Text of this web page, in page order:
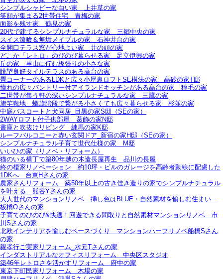
シンプルシャビーな白い家＿上井草の家
笑顔が集まる2世帯住宅＿青梅の家
面影を残す家＿鶴見の家
20代で建てるシンプルナチュラルな家＿三郷中央の家
スイス漆喰＆無垢メイプルの家＿石神井台の家
全開口テラス窓が心地よい家＿井の頭の家
どこか「レトロ」のびのび暮らせる家＿足立伊興の家
丘の家＿里山に佇む板張りの小さな家
眺望良好タイルテラスのある高台の家
畳コーナーのあるLDKと広々小屋裏ロフトSE構法の家＿高砂の家T邸
憧れの広々パントリー付アイランドキッチンがある高台の家＿稲毛の家
二世帯が集う軒の深いシンプルナチュラルな家＿三鷹の家
旗竿敷地＿螺旋階段で繋がる小さくても広々暮らせる家＿杉並の家
中庭バスコートと犬同居_目黒の家S邸（SEの家）
2WAYロフト付子供部屋＿葛飾の家N邸
書庫と吹抜けリビング 練馬の家K邸
ルーフバルコニーと赤い玄関ドア_新宿の家H邸（SEの家）
シンプルナチュラル子育て世代仕様の家 M邸
いいひの家（リノベ・リフォーム）
猫のいる横丁で築80年越の木造長屋再生＿品川の長屋
終の棲家リノベーション＿約10坪・ビルのガレージを高齢者動線に配慮した
1DKへ＿台東Hさんの家
農家さんリフォーム＿築50年以上の古き佳き造りの家でシンプルナチュラル
を叶える＿熊谷Yさんの家
大人世代のマンションリノベ＿挿し色はBLUE・自然素材を愉しむ住まい＿
板橋Oさんの家
子育てのびのび&快適！回遊できる間取りと自然素材マンションリノベ＿市
川Sさんの家
北欧インテリアを愉しむベースづくり＿マンションハーフリノベ船橋Sさん
の家
親孝行ご実家リフォーム_水元Tさんの家
インダストリアルなオフィスリフォーム＿中央区スタジオ
築46年レトロさを活かすリフォーム＿府中の家
東京下町民家リフォーム＿木場の家